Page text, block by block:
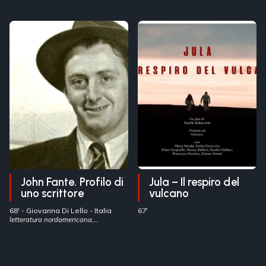
John Fante. Profilo di
uno scrittore
68' - Giovanna Di Lello - Italia
letteratura nordamericana,
Jula – Il respiro del
vulcano
67'